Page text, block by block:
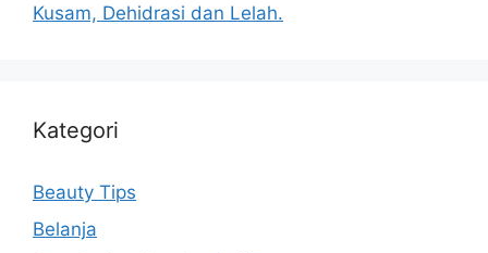
Kusam, Dehidrasi dan Lelah.
Kategori
Beauty Tips
Belanja